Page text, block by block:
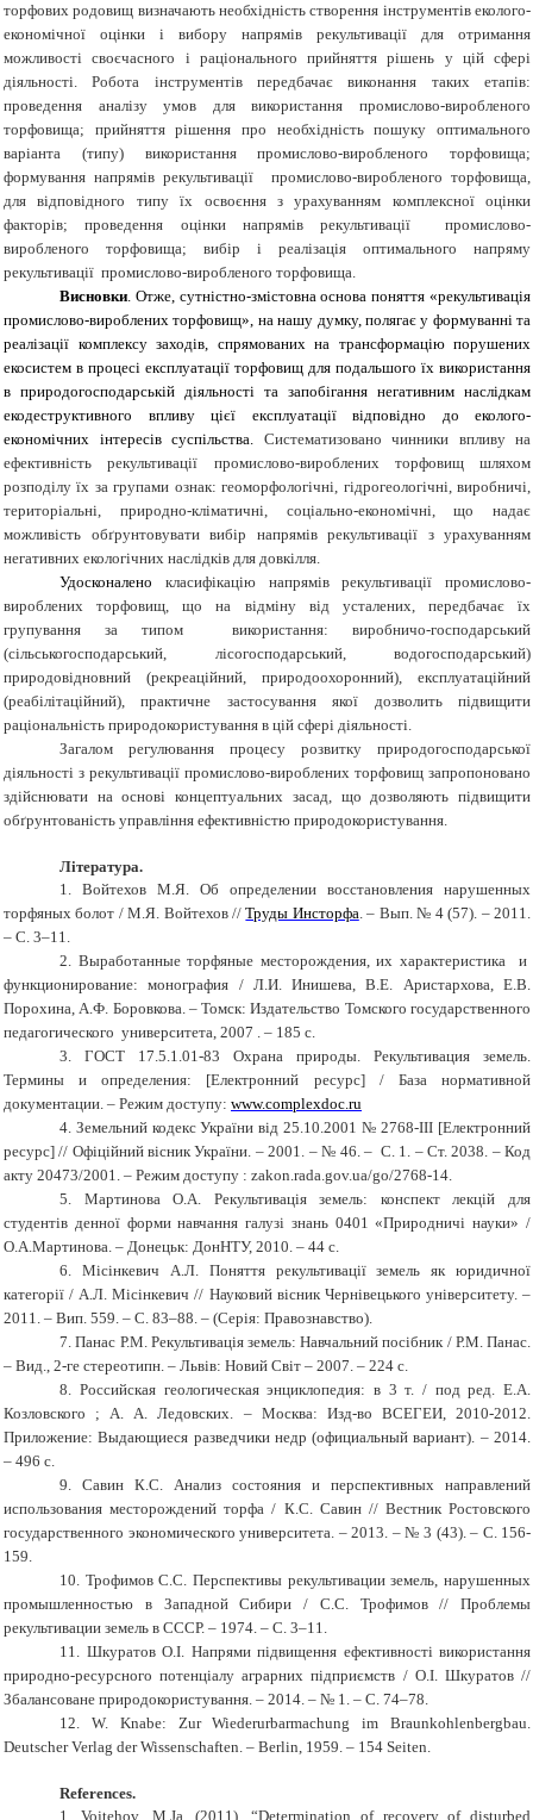
торфових родовищ визначають необхідність створення інструментів еколого-
економічної оцінки і вибору напрямів рекультивації для отримання
можливості своєчасного і раціонального прийняття рішень у цій сфері
діяльності. Робота інструментів передбачає виконання таких етапів:
проведення аналізу умов для використання промислово-виробленого
торфовища; прийняття рішення про необхідність пошуку оптимального
варіанта (типу) використання промислово-виробленого торфовища;
формування напрямів рекультивації промислово-виробленого торфовища,
для відповідного типу їх освоєння з урахуванням комплексної оцінки
факторів; проведення оцінки напрямів рекультивації промислово-
виробленого торфовища; вибір і реалізація оптимального напряму
рекультивації промислово-виробленого торфовища.
Висновки. Отже, сутністно-змістовна основа поняття «рекультивація
промислово-вироблених торфовищ», на нашу думку, полягає у формуванні та
реалізації комплексу заходів, спрямованих на трансформацію порушених
екосистем в процесі експлуатації торфовищ для подальшого їх використання
в природогосподарській діяльності та запобігання негативним наслідкам
екодеструктивного впливу цієї експлуатації відповідно до еколого-
економічних інтересів суспільства. Систематизовано чинники впливу на
ефективність рекультивації промислово-вироблених торфовищ шляхом
розподілу їх за групами ознак: геоморфологічні, гідрогеологічні, виробничі,
територіальні, природно-кліматичні, соціально-економічні, що надає
можливість обґрунтовувати вибір напрямів рекультивації з урахуванням
негативних екологічних наслідків для довкілля.
Удосконалено класифікацію напрямів рекультивації промислово-
вироблених торфовищ, що на відміну від усталених, передбачає їх
групування за типом використання: виробничо-господарський
(сільськогосподарський, лісогосподарський, водогосподарський)
природовідновний (рекреаційний, природоохоронний), експлуатаційний
(реабілітаційний), практичне застосування якої дозволить підвищити
раціональність природокористування в цій сфері діяльності.
Загалом регулювання процесу розвитку природогосподарської
діяльності з рекультивації промислово-вироблених торфовищ запропоновано
здійснювати на основі концептуальних засад, що дозволяють підвищити
обґрунтованість управління ефективністю природокористування.
Література.
1.
Войтехов М.Я. Об определении восстановления нарушенных
торфяных болот / М.Я. Войтехов //Труды Инсторфа. – Вып. № 4 (57). – 2011.
– С. 3–11.
2. Выработанные торфяные месторождения, их характеристика и
функционирование: монография / Л.И. Инишева, В.Е. Аристархова, Е.В.
Порохина, А.Ф. Боровкова. – Томск: Издательство Томского государственного
педагогического университета, 2007 . – 185 с.
3.
ГОСТ 17.5.1.01-83 Охрана природы. Рекультивация земель.
Термины и определения: [Електронний ресурс] / База нормативной
документации. – Режим доступу: www.complexdoc.ru
4. Земельний кодекс України від 25.10.2001 № 2768-III [Електронний
ресурс] // Офіційний вісник України. – 2001. – № 46. – С. 1. – Ст. 2038. – Код
акту 20473/2001. – Режим доступу : zakon.rada.gov.ua/go/2768-14.
5.
Мартинова О.А. Рекультивація земель: конспект лекцій для
студентів денної форми навчання галузі знань 0401 «Природничі науки» /
О.А.Мартинова. – Донецьк: ДонНТУ, 2010. – 44 с.
6.
Місінкевич А.Л. Поняття рекультивації земель як юридичної
категорії / А.Л. Місінкевич // Науковий вісник Чернівецького університету. –
2011. – Вип. 559. – С. 83–88. – (Серія: Правознавство).
7. Панас Р.М. Рекультивація земель: Навчальний посібник / Р.М. Панас.
– Вид., 2-ге стереотипн. – Львів: Новий Світ – 2007. – 224 с.
8. Российская геологическая энциклопедия: в 3 т. / под ред. Е.А.
Козловского ; А. А. Ледовских. – Москва: Изд-во ВСЕГЕИ, 2010-2012.
Приложение: Выдающиеся разведчики недр (официальный вариант). – 2014.
– 496 с.
9.
Савин К.С. Анализ состояния и перспективных направлений
использования месторождений торфа / К.С. Савин // Вестник Ростовского
государственного экономического университета. – 2013. – № 3 (43). – С. 156-
159.
10. Трофимов С.С. Перспективы рекультивации земель, нарушенных
промышленностью в Западной Сибири / С.С. Трофимов // Проблемы
рекультивации земель в СССР. – 1974. – С. 3–11.
11. Шкуратов О.І. Напрями підвищення ефективності використання
природно-ресурсного потенціалу аграрних підприємств / О.І. Шкуратов //
Збалансоване природокористування. – 2014. – № 1. – С. 74–78.
12.
W. Knabe: Zur Wiederurbarmachung im Braunkohlenbergbau.
Deutscher Verlag der Wissenschaften. – Berlin, 1959. – 154 Seiten.
References.
1.
Vojtehov, M.Ja. (2011),“Determination of recovery of disturbed